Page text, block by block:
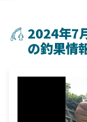
2024年7
の釣果情